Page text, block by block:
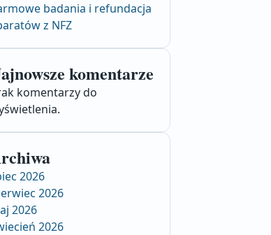
badania i refundacja
z NFZ
komentarze
komentarzy do
2026
2026
2026
2026